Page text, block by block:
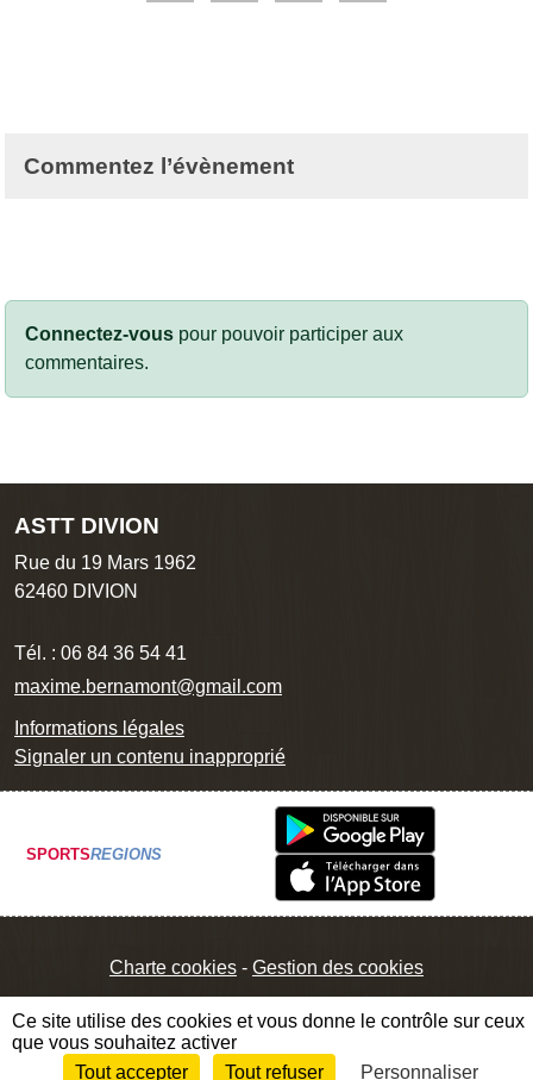
Commentez l’évènement
Connectez-vous pour pouvoir participer aux
commentaires.
ASTT DIVION
Rue du 19 Mars 1962
62460 DIVION
Tél. : 06 84 36 54 41
maxime.bernamont@gmail.com
Informations légales
Signaler un contenu inapproprié
SPORTSREGIONS
Charte cookies Gestion des cookies
Envie de participer ? Connexion
Ce site utilise des cookies et vous donne le contrôle sur ceux
que vous souhaitez activer
Tout accepter
Tout refuser Personnaliser